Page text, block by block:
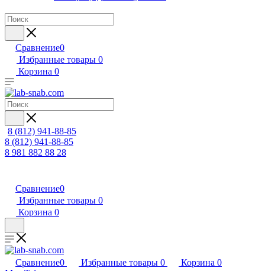
Сравнение0
Избранные товары 0
Корзина 0
8 (812) 941-88-85
8 (812) 941-88-85
8 981 882 88 28
Сравнение0
Избранные товары 0
Корзина 0
Сравнение0 Избранные товары 0 Корзина 0